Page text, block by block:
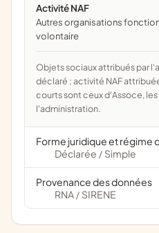
Activité NAF
Autres organisations
volontaire
Objets sociaux attribués par l'administration d'après l'objet
déclaré ; activité NAF
courts sont ceux d'Assoce,
l'administration.
Forme juridique et régime
Déclarée / Simple
Provenance des données
RNA / SIRENE